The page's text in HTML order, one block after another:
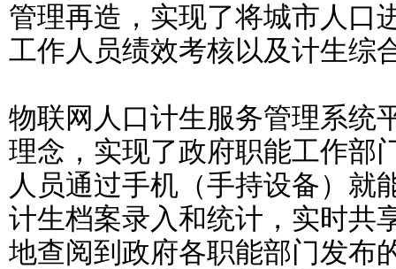
管理再造，实现了将城市人口
工作人员绩效考核以及计生综
物联网人口计生服务管理系统
理念，实现了政府职能工作部
人员通过手机（手持设备）就
计生档案录入和统计，实时共
地查阅到政府各职能部门发布